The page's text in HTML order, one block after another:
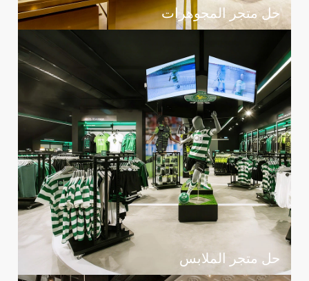
حل متجر المجوهرات
حل متجر الملابس